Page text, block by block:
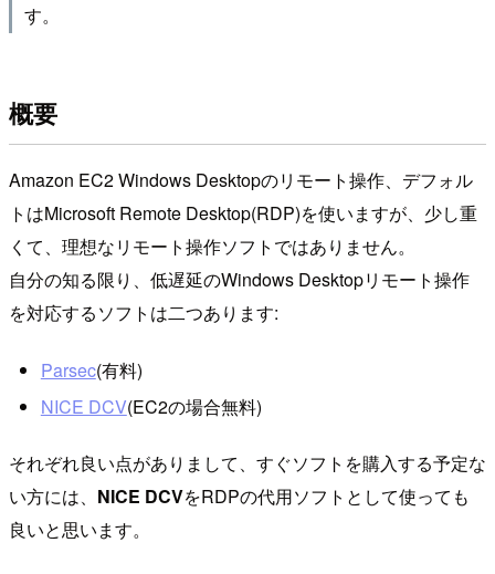
す。
概要
Amazon EC2 Windows Desktopのリモート操作、デフォル
トはMicrosoft Remote Desktop(RDP)を使いますが、少し重
くて、理想なリモート操作ソフトではありません。
自分の知る限り、低遅延のWindows Desktopリモート操作
を対応するソフトは二つあります:
Parsec(有料)
NICE DCV(EC2の場合無料)
それぞれ良い点がありまして、すぐソフトを購入する予定な
い方には、 NICE DCVをRDPの代用ソフトとして使っても
良いと思います。